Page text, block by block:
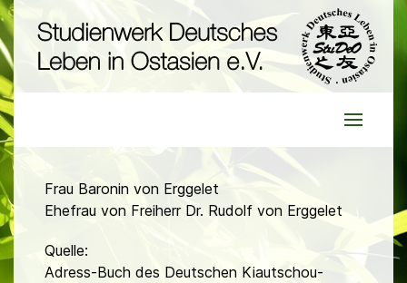
Frau Baronin von Erggelet
Ehefrau von Freiherr Dr. Rudolf von Erggelet
Quelle:
Adress-Buch des Deutschen Kiautschou-